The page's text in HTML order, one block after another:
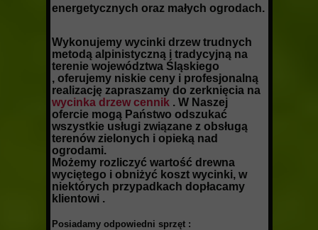
energetycznych oraz małych ogrodach.
Wykonujemy wycinki drzew trudnych
metodą alpinistyczną i tradycyjną na
terenie województwa Śląskiego
, oferujemy niskie ceny i profesjonalną
realizację zapraszamy do zerknięcia na
wycinka drzew cennik . W Naszej
ofercie mogą Państwo odszukać
wszystkie usługi związane z obsługą
terenów zielonych i opieką nad
ogrodami.
Możemy rozliczyć wartość drewna
wyciętego i obniżyć koszt wycinki, w
niektórych przypadkach dopłacamy
klientowi .
Posiadamy odpowiedni sprzęt :